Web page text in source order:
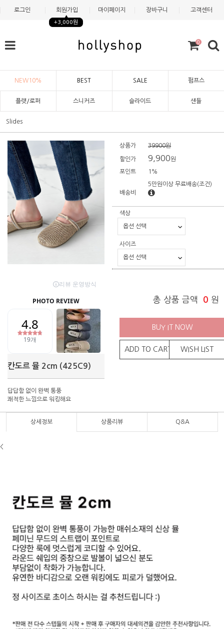
로그인 회원가입
+3,000원
마이페이지 장바구니 고객센터
0
NEW10% BEST SALE 펌프스
플랫/로퍼 스니커즈 슬라이드 샌들
Slides
칸도르 뮬 2cm (425C9)
답답함 없이 완벽 통풍
쾌적한 느낌으로 워킹해요
상품가 39900원
할인가 9,900원
포인트 1%
배송비
5만원이상 무료배송(조건)
색상
사이즈
총 상품 금액 0 원
BUY IT NOW
ADD TO CART WISH LIST
상세정보 상품리뷰 Q&A
<